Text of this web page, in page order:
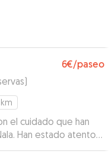
6€/paseo
)
el cuidado que han
Han estado atentos
fotos cada día de Nala